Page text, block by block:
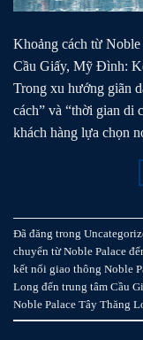
Khoảng cách từ
Cầu Giấy, Mỹ Đình:
Trong xu hướng giãn
cách” và “thời gian di
khách hàng lựa chọn
Đã đăng trong
chuyển từ Noble Palace
kết nối giao thông Noble
Long đến trung tâm Cầu
Noble Palace Tây Thăng